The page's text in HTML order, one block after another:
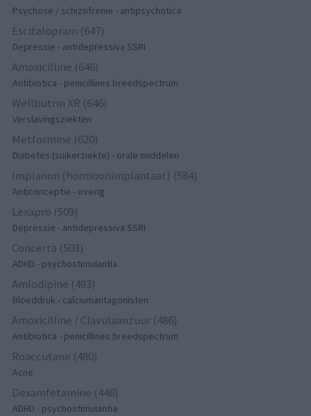
Psychose / schizofrenie - antipsychotica
Escitalopram (647)
Depressie - antidepressiva SSRI
Amoxicilline (646)
Antibiotica - penicillines breedspectrum
Wellbutrin XR (646)
Verslavingsziekten
Metformine (620)
Diabetes (suikerziekte) - orale middelen
Implanon (hormoonimplantaat) (584)
Anticonceptie - overig
Lexapro (509)
Depressie - antidepressiva SSRI
Concerta (503)
ADHD - psychostimulantia
Amlodipine (493)
Bloeddruk - calciumantagonisten
Amoxicilline / Clavulaanzuur (486)
Antibiotica - penicillines breedspectrum
Roaccutane (480)
Acne
Dexamfetamine (446)
ADHD - psychostimulantia